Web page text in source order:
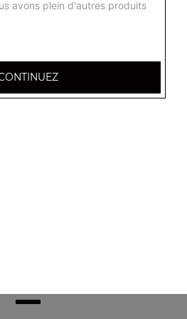
avons plein d'autres produits